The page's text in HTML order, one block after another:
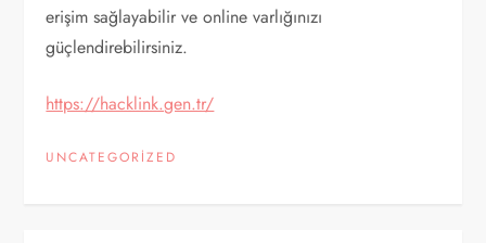
erişim sağlayabilir ve online varlığınızı
güçlendirebilirsiniz.
https://hacklink.gen.tr/
UNCATEGORIZED